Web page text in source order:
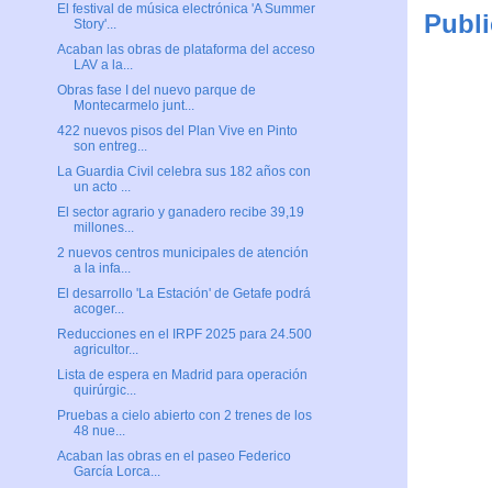
El festival de música electrónica 'A Summer
Story'...
Acaban las obras de plataforma del acceso
LAV a la...
Obras fase I del nuevo parque de
Montecarmelo junt...
422 nuevos pisos del Plan Vive en Pinto
son entreg...
La Guardia Civil celebra sus 182 años con
un acto ...
El sector agrario y ganadero recibe 39,19
millones...
2 nuevos centros municipales de atención
a la infa...
El desarrollo 'La Estación' de Getafe podrá
acoger...
Reducciones en el IRPF 2025 para 24.500
agricultor...
Lista de espera en Madrid para operación
quirúrgic...
Pruebas a cielo abierto con 2 trenes de los
48 nue...
Acaban las obras en el paseo Federico
García Lorca...